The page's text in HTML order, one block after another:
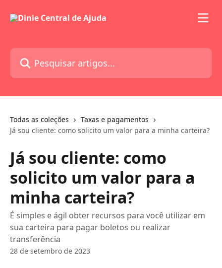
Pesquisar artigos...
Todas as coleções
Taxas e pagamentos
Já sou cliente: como solicito um valor para a minha carteira?
Já sou cliente: como
solicito um valor para a
minha carteira?
É simples e ágil obter recursos para você utilizar em
sua carteira para pagar boletos ou realizar
transferência
28 de setembro de 2023